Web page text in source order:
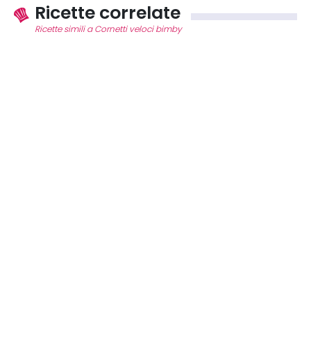
Ricette correlate
Ricette simili a Cornetti veloci bimby